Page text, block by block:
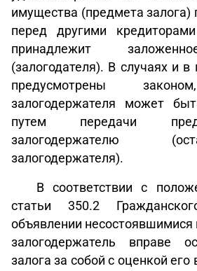
имущества (предмета
перед другими
принадлежит
(залогодателя). В случаях и
предусмотрены
залогодержателя может
путем передачи
залогодержателю
залогодержателя).
В соответствии с
статьи 350.2
объявлении несостоявшимися
залогодержатель вправе
залога за собой с оценкой